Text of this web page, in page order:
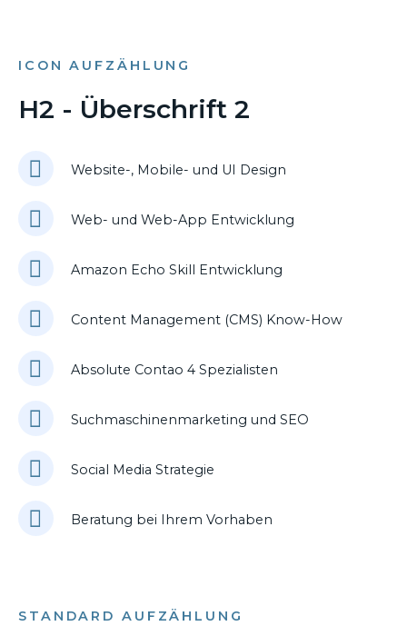
ICON AUFZÄHLUNG
H2 - Überschrift 2
Website-, Mobile- und UI Design
Web- und Web-App Entwicklung
Amazon Echo Skill Entwicklung
Content Management (CMS) Know-How
Absolute Contao 4 Spezialisten
Suchmaschinenmarketing und SEO
Social Media Strategie
Beratung bei Ihrem Vorhaben
STANDARD AUFZÄHLUNG